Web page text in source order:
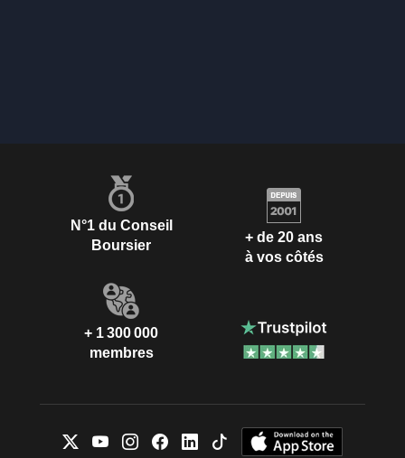
N°1 du Conseil
Boursier
+ de 20 ans
à vos côtés
+ 1 300 000
membres